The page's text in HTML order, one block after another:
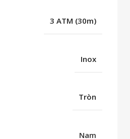
3 ATM (30m)
Inox
Tròn
Nam